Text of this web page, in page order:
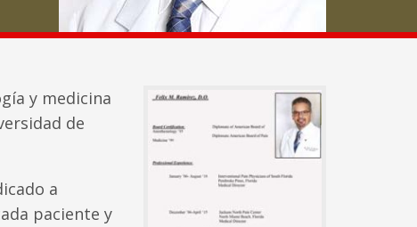
y medicina
de
a
paciente y